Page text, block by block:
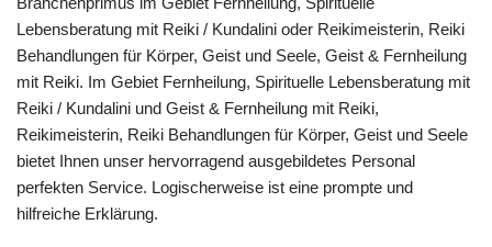
Lebensberatung mit Reiki / Kundalini oder Reikimeisterin, Reiki
Behandlungen für Körper, Geist und Seele, Geist & Fernheilung
mit Reiki. Im Gebiet Fernheilung, Spirituelle Lebensberatung mit
Reiki / Kundalini und Geist & Fernheilung mit Reiki,
Reikimeisterin, Reiki Behandlungen für Körper, Geist und Seele
bietet Ihnen unser hervorragend ausgebildetes Personal
perfekten Service. Logischerweise ist eine prompte und
hilfreiche Erklärung.